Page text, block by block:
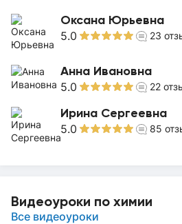
Оксана Юрьевна
5.0 23
Анна Ивановна
5.0 22
Ирина Сергеевна
5.0 85
Видеоуроки по химии
Все видеоуроки